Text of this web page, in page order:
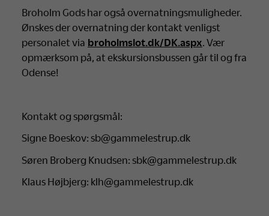
Broholm Gods har også overnatningsmuligheder.
Ønskes der overnatning der kontakt venligst
personalet via broholmslot.dk/DK.aspx . Vær
opmærksom på, at ekskursionsbussen går til og fra
Odense!
Kontakt og spørgsmål:
Signe Boeskov: sb@gammelestrup.dk
Søren Broberg Knudsen: sbk@gammelestrup.dk
Klaus Højbjerg: klh@gammelestrup.dk